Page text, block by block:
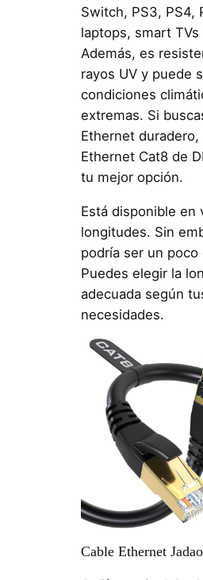
Switch, PS3, PS4,
laptops, smart TVs
Además, es
rayos UV y puede
condiciones
extremas. Si
Ethernet
Ethernet Cat8 de
tu mejor opción.
Está disponible en
longitudes. Sin
podría ser un poco
Puedes elegir la
adecuada según
necesidades.
Cable Ethernet